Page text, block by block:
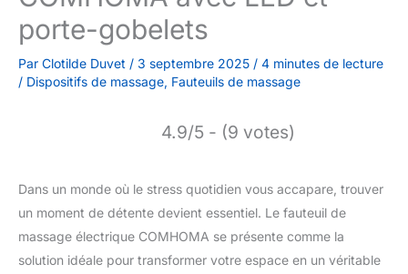
porte-gobelets
Par Clotilde Duvet / 3 septembre 2025 / 4 minutes de lecture
/ Dispositifs de massage, Fauteuils de massage
4.9/5 - (9 votes)
Dans un monde où le stress quotidien vous accapare, trouver
un moment de détente devient essentiel. Le fauteuil de
massage électrique COMHOMA se présente comme la
solution idéale pour transformer votre espace en un véritable